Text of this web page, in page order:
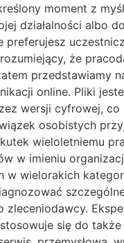
moment z
działalności albo
preferujesz
że
przedstawiamy
online. Pliki
wersji cyfrowej, co
osobistych
wieloletniemu
w imieniu
w wielorakich
zleceniodawcy.
się do